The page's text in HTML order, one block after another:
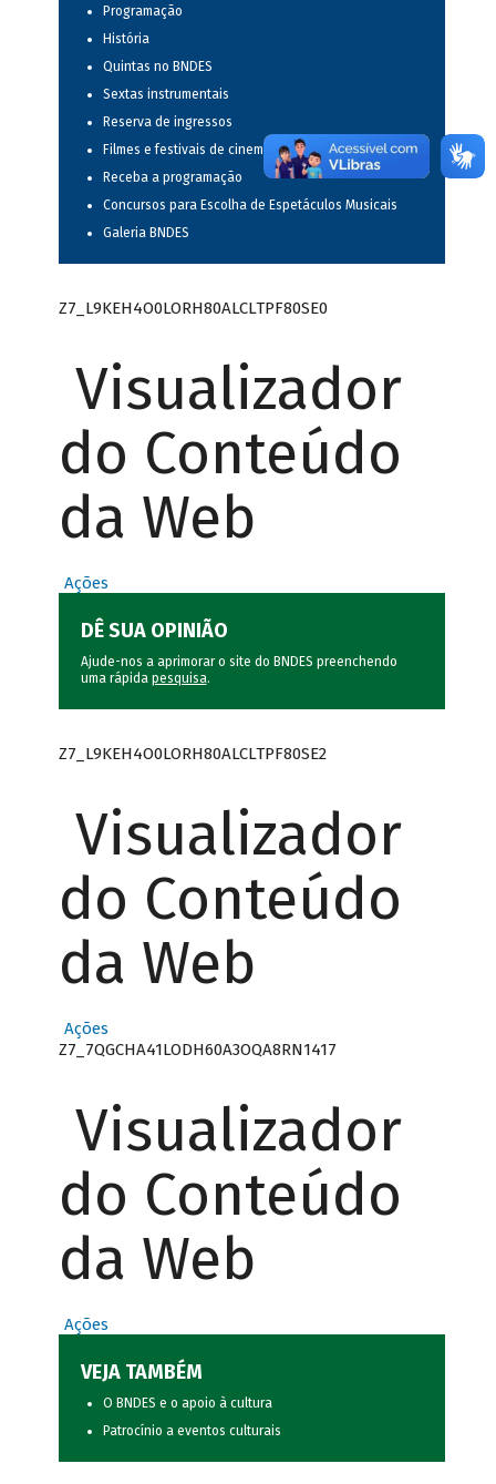
Programação
História
Quintas no BNDES
Sextas instrumentais
Reserva de ingressos
Filmes e festivais de cinema
Receba a programação
Concursos para Escolha de Espetáculos Musicais
Galeria BNDES
Z7_L9KEH4O0LORH80ALCLTPF80SE0
Visualizador
do Conteúdo
da Web
Ações
DÊ SUA OPINIÃO
Ajude-nos a aprimorar o site do BNDES preenchendo
uma rápida pesquisa.
Z7_L9KEH4O0LORH80ALCLTPF80SE2
Visualizador
do Conteúdo
da Web
Ações
Z7_7QGCHA41LODH60A3OQA8RN1417
Visualizador
do Conteúdo
da Web
Ações
VEJA TAMBÉM
O BNDES e o apoio à cultura
Patrocínio a eventos culturais